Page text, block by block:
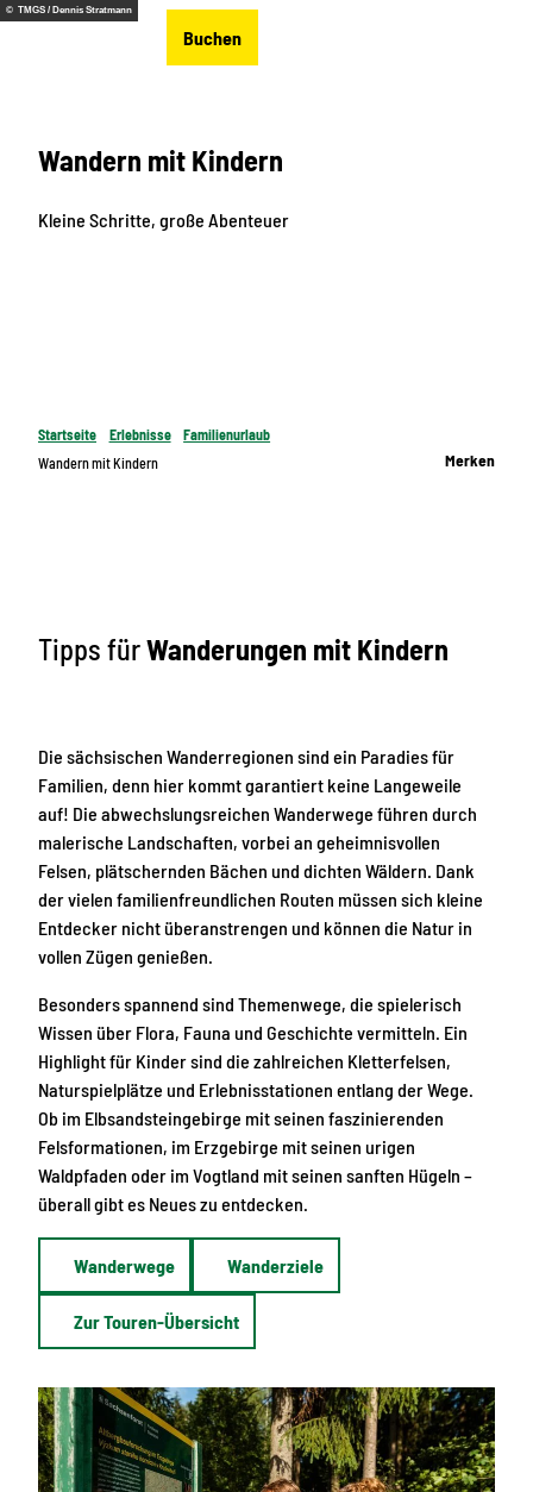
Z
Buchen
© TMGS / Dennis Stratmann
Wandern mit Kindern
Kleine Schritte, große Abenteuer
Startseite Erlebnisse
Familienurlaub
Wandern mit Kindern
Merken
Tipps fürWanderungen mit Kindern
Die sächsischen Wanderregionen sind ein Paradies für
Familien, denn hier kommt garantiert keine Langeweile
auf! Die abwechslungsreichen Wanderwege führen durch
malerische Landschaften, vorbei an geheimnisvollen
Felsen, plätschernden Bächen und dichten Wäldern. Dank
der vielen familienfreundlichen Routen müssen sich kleine
Entdecker nicht überanstrengen und können die Natur in
vollen Zügen genießen.
Besonders spannend sind Themenwege, die spielerisch
Wissen über Flora, Fauna und Geschichte vermitteln. Ein
Highlight für Kinder sind die zahlreichen Kletterfelsen,
Naturspielplätze und Erlebnisstationen entlang der Wege.
Ob im Elbsandsteingebirge mit seinen faszinierenden
Felsformationen, im Erzgebirge mit seinen urigen
Waldpfaden oder im Vogtland mit seinen sanften Hügeln –
überall gibt es Neues zu entdecken.
Wanderwege Wanderziele
Zur Touren-Übersicht